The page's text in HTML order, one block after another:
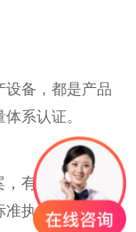
设备，都是产品
系认证。
有口皆碑。
准执行，赢得上